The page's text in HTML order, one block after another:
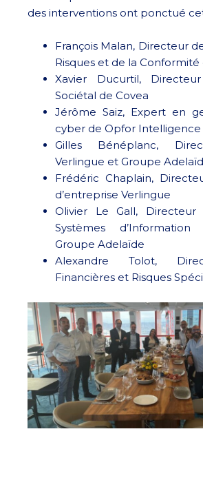
des interventions ont ponctué
François Malan, Directeur
Risques et de la Conformité
Xavier Ducurtil,
Sociétal de Covea
Jérôme Saiz, Expert en
cyber de Opfor Intelligence
Gilles Bénéplanc,
Verlingue et Groupe
Frédéric Chaplain,
d’entreprise Verlingue
Olivier Le Gall, Directeur
Systèmes
Groupe Adelaïde
Alexandre Tolot,
Financières et Risques